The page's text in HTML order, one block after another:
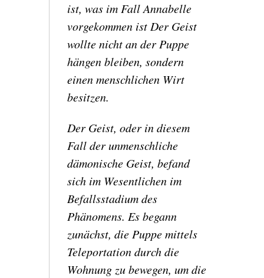
ist, was im Fall Annabelle
vorgekommen ist Der Geist
wollte nicht an der Puppe
hängen bleiben, sondern
einen menschlichen Wirt
besitzen.
Der Geist, oder in diesem
Fall der unmenschliche
dämonische Geist, befand
sich im Wesentlichen im
Befallsstadium des
Phänomens. Es begann
zunächst, die Puppe mittels
Teleportation durch die
Wohnung zu bewegen, um die